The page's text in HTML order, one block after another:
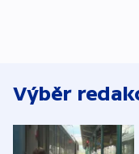
Výběr